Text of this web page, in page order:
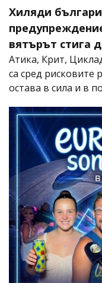
Хиляди
вятърът стига
Атика, Крит,
са сред рисковите
остава в сила и в